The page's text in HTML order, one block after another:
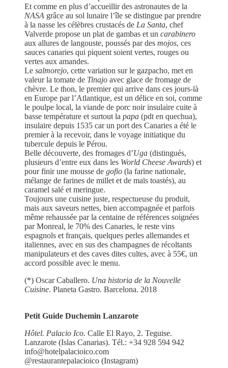
Et comme en plus d’accueillir des astronautes de la
NASA grâce au sol lunaire l’île se distingue par prendre
à la nasse les célèbres crustacés de La Santa, chef
Valverde propose un plat de gambas et un carabinero
aux allures de langouste, poussés par des mojos, ces
sauces canaries qui piquent soient vertes, rouges ou
vertes aux amandes.
Le salmorejo, cette variation sur le gazpacho, met en
valeur la tomate de Tinajo avec glace de fromage de
chèvre. Le thon, le premier qui arrive dans ces jours-là
en Europe par l’Atlantique, est un délice en soi, comme
le poulpe local, la viande de porc noir insulaire cuite à
basse température et surtout la papa (pdt en quechua),
insulaire depuis 1535 car un port des Canaries a été le
premier à la recevoir, dans le voyage initiatique du
tubercule depuis le Pérou.
Belle découverte, des fromages d’Uga (distingués,
plusieurs d’entre eux dans les World Cheese Awards) et
pour finir une mousse de gofio (la farine nationale,
mélange de farines de millet et de maïs toastés), au
caramel salé et meringue.
Toujours une cuisine juste, respectueuse du produit,
mais aux saveurs nettes, bien accompagnée et parfois
même rehaussée par la centaine de références soignées
par Monreal, le 70% des Canaries, le reste vins
espagnols et français, quelques perles allemandes et
italiennes, avec en sus des champagnes de récoltants
manipulateurs et des caves dites cultes, avec à 55€, un
accord possible avec le menu.
(*) Oscar Caballero. Una historia de la Nouvelle
Cuisine. Planeta Gastro. Barcelona. 2018
Petit Guide Duchemin Lanzarote
Hôtel. Palacio Ico. Calle El Rayo, 2. Teguise.
Lanzarote (Islas Canarias). Tél.: +34 928 594 942
info@hotelpalacioico.com
@restaurantepalacioico (Instagram)